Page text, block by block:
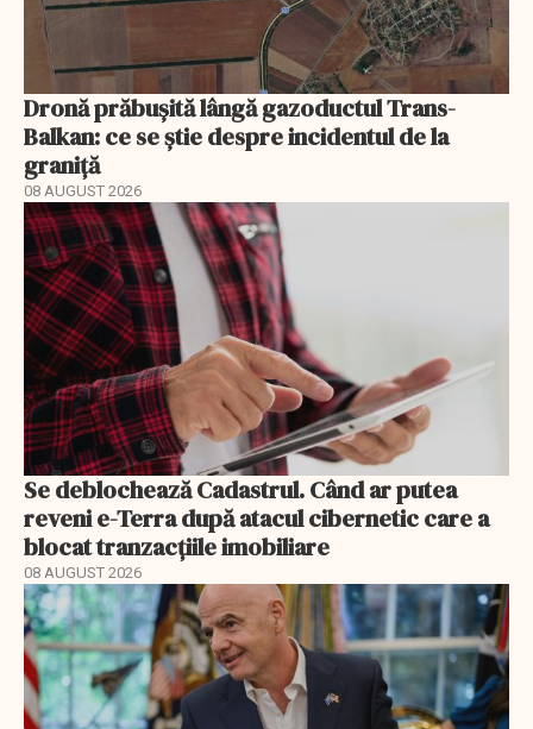
Dronă prăbușită lângă gazoductul Trans-
Balkan: ce se știe despre incidentul de la
graniță
08 AUGUST 2026
Se deblochează Cadastrul. Când ar putea
reveni e-Terra după atacul cibernetic care a
blocat tranzacțiile imobiliare
08 AUGUST 2026